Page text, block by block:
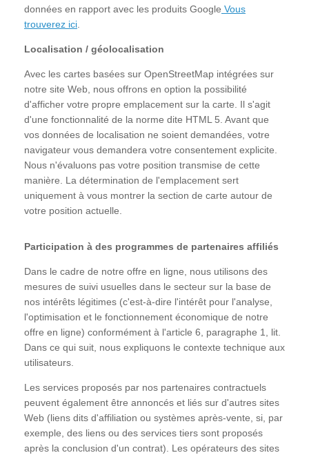
données en rapport avec les produits Google Vous
trouverez ici
Localisation / géolocalisation
Avec les cartes basées sur OpenStreetMap intégrées sur
notre site Web, nous offrons en option la possibilité
d'afficher votre propre emplacement sur la carte. Il s'agit
d'une fonctionnalité de la norme dite HTML 5. Avant que
vos données de localisation ne soient demandées, votre
navigateur vous demandera votre consentement explicite.
Nous n'évaluons pas votre position transmise de cette
manière. La détermination de l'emplacement sert
uniquement à vous montrer la section de carte autour de
votre position actuelle.
Participation à des programmes de partenaires affiliés
Dans le cadre de notre offre en ligne, nous utilisons des
mesures de suivi usuelles dans le secteur sur la base de
nos intérêts légitimes (c'est-à-dire l'intérêt pour l'analyse,
l'optimisation et le fonctionnement économique de notre
offre en ligne) conformément à l'article 6, paragraphe 1, lit.
Dans ce qui suit, nous expliquons le contexte technique aux
utilisateurs.
Les services proposés par nos partenaires contractuels
peuvent également être annoncés et liés sur d'autres sites
Web (liens dits d'affiliation ou systèmes après-vente, si, par
exemple, des liens ou des services tiers sont proposés
après la conclusion d'un contrat). Les opérateurs des sites